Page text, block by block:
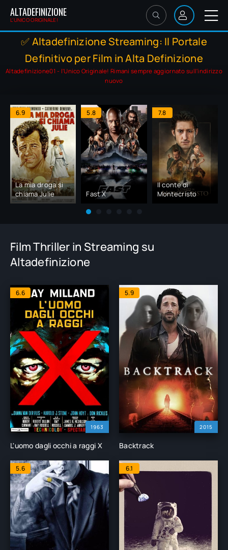
ALTADEFINIZIONE
L'UNICO ORIGINALE!
✅ Altadefinizione Streaming: Il Portale
Definitivo per Film in Alta Definizione
Altadefinizione01 - l'Unico Originale! Rimani sempre aggiornato sull'indirizzo
nuovo
6.9
La mia droga si
chiama Julie
5.8
Fast X
7.8
Il conte di
Montecristo
Film Thriller in Streaming su
Altadefinizione
1963
6.6
L'uomo dagli occhi a raggi X
2015
5.9
Backtrack
5.6 6.1